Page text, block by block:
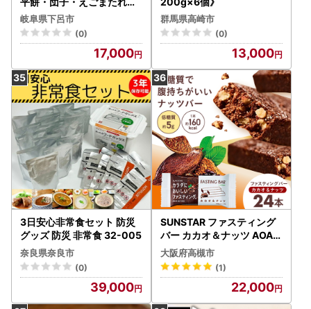
あねかえし・飛騨牛コロッ
ケ）【冷凍】【83-15】
岐阜県下呂市
(0)
17,000
群馬県高崎市
(0)
13,000
3日安心非常食セット 防災
グッズ 防災 非常食 32-005
奈良県奈良市
(0)
39,000
SUNSTAR ファスティング
バー カカオ＆ナッツ AOAD
035 置き換え ダイエット
健康
大阪府高槻市
(1)
22,000